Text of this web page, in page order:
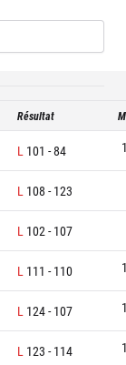
Résultat
L 101 -84
L 108 - 123
L 102 - 107
L 111 - 110
L 124- 107
L 123 - 114